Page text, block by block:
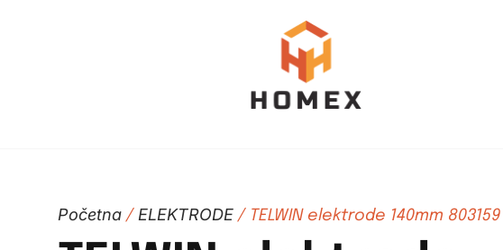
Početna/ ELEKTRODE/ TELWIN elektrode 140mm 803159